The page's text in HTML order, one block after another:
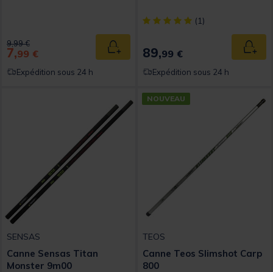
Price reduced from
9,99 €to
7,99 € Ajouter au panier
Expédition sous 24 h
[object Object] out of 5
(1)
89,99 €
Expédition sous 24 h
SENSAS
Canne Sensas Titan
Monster 9m00
NOUVEAU
TEOS
Canne Teos Slimshot Carp
800